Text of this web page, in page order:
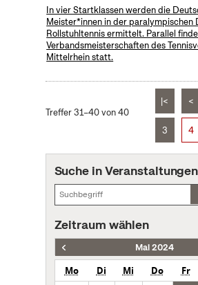
In vier Startklassen werden die
Meister*innen in der paralympischen
Rollstuhltennis ermittelt. Parallel
Verbandsmeisterschaften des
Mittelrhein statt.
Treffer 31–40 von 40
|< <
3 4
Suche in Veranstaltungen
Zeitraum wählen
Mai 2024
Mo Di Mi Do Fr